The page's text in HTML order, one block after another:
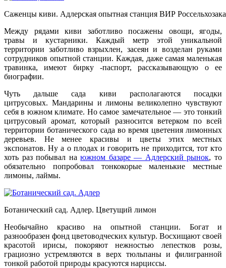
Саженцы киви. Адлерская опытная станция ВИР
Между рядами киви заботливо посажены овощи, ягоды,
травы и кустарники. Каждый метр этой уникальной
территории заботливо взрыхлен, засеян и возделан руками
сотрудников опытной станции. Каждая, даже самая маленькая
травинка, имеют бирку -паспорт, рассказывающую о ее
биографии.
Чуть дальше сада киви располагаются посадки
цитрусовых. Мандарины и лимоны великолепно чувствуют
себя в южном климате. Но самое замечательное — это тонкий
цитрусовый аромат, который разносится ветерком по всей
территории ботанического сада во время цветения лимонных
деревьев. Не менее красивы и цветы этих местных
экспонатов. Ну а о плодах и говорить не приходится, тот кто
хоть раз побывал наюжном базаре — Адлерский рынок, то
обязательно попробовал тонкокорые маленькие местные
лимоны, лаймы.
Ботанический сад. Адлер. Цветущий лимон
Необычайно красиво на опытной станции. Богат и
разнообразен фонд цветоводческих культур. Восхищают своей
красотой ирисы, покоряют нежностью лепестков розы,
грациозно устремляются в верх тюльпаны и филигранной
тонкой работой природы красуются нарциссы.